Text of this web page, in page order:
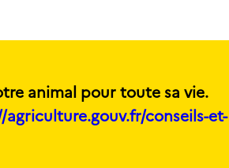
animal pour toute sa vie.
conseils-et-